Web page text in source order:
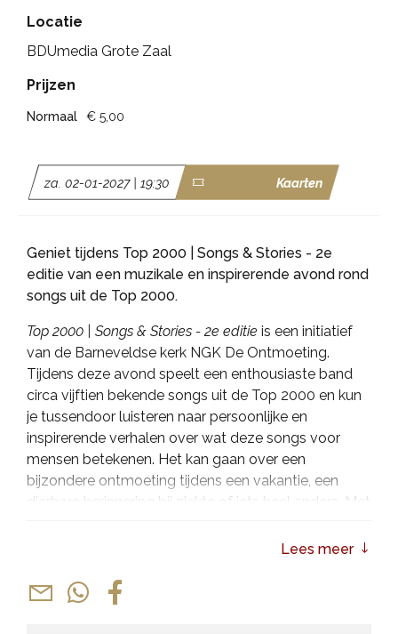
Geniet tijdens Top 2000 | Songs & Stories - 2e
editie van een muzikale en inspirerende avond rond
songs uit de Top 2000.
Top 2000 | Songs & Stories - 2e editie is een initiatief
van de Barneveldse kerk NGK De Ontmoeting.
Tijdens deze avond speelt een enthousiaste band
circa vijftien bekende songs uit de Top 2000 en kun
je tussendoor luisteren naar persoonlijke en
inspirerende verhalen over wat deze songs voor
mensen betekenen. Het kan gaan over een
bijzondere ontmoeting tijdens een vakantie, een
dierbare herinnering bij ziekte of iets heel anders. Met
jong en oud, gelovig en niet-gelovig, met elkaar
Dit evenement werd vorig jaar voor het eerst
Lees meer
za. 02-01-2027 | 19:30 Kaarten
Locatie
BDUmedia Grote Zaal
Prijzen
Normaal € 5,00